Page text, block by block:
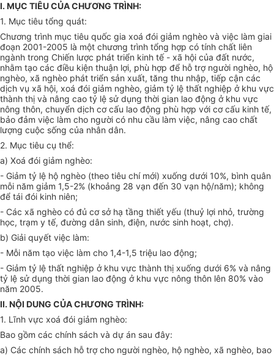
I. MỤC TIÊU CỦA CHƯƠNG TRÌNH:
1. Mục tiêu tổng quát:
Chương trình mục tiêu quốc gia xoá đói giảm nghèo và việc làm giai
đoạn 2001-2005 là một chương trình tổng hợp có tính chất liên
ngành trong Chiến lược phát triển kinh tế - xã hội của đất nước,
nhằm tạo các điều kiện thuận lợi, phù hợp để hỗ trợ người nghèo, hộ
nghèo, xã nghèo phát triển sản xuất, tăng thu nhập, tiếp cận các
dịch vụ xã hội, xoá đói giảm nghèo, giảm tỷ lệ thất nghiệp ở khu vực
thành thị và nâng cao tỷ lệ sử dụng thời gian lao động ở khu vực
nông thôn, chuyển dịch cơ cấu lao động phù hợp với cơ cấu kinh tế,
bảo đảm việc làm cho người có nhu cầu làm việc, nâng cao chất
lượng cuộc sống của nhân dân.
2. Mục tiêu cụ thể:
a) Xoá đói giảm nghèo:
- Giảm tỷ lệ hộ nghèo (theo tiêu chí mới) xuống dưới 10%, bình quân
mỗi năm giảm 1,5-2% (khoảng 28 vạn đến 30 vạn hộ/năm); không
để tái đói kinh niên;
- Các xã nghèo có đủ cơ sở hạ tầng thiết yếu (thuỷ lợi nhỏ, trường
học, trạm y tế, đường dân sinh, điện, nước sinh hoạt, chợ).
b) Giải quyết việc làm:
- Mỗi năm tạo việc làm cho 1,4-1,5 triệu lao động;
- Giảm tỷ lệ thất nghiệp ở khu vực thành thị xuống dưới 6% và nâng
tỷ lệ sử dụng thời gian lao động ở khu vực nông thôn lên 80% vào
năm 2005.
II. NỘI DUNG CỦA CHƯƠNG TRÌNH:
1. Lĩnh vực xoá đói giảm nghèo:
Bao gồm các chính sách và dự án sau đây:
a) Các chính sách hỗ trợ cho người nghèo, hộ nghèo, xã nghèo, bao